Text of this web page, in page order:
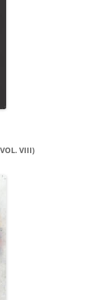
VIII)